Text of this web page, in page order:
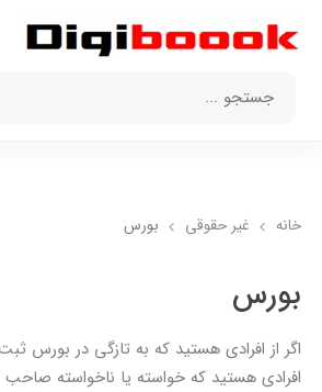
خانه غیر حقوقی بورس
بورس
اگر از افرادی هستید که به تازگی در بورس ثبت
افرادی هستید که خواسته یا ناخواسته